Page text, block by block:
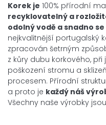
Korek je 100% přírodní
recyklovatelný a
odolný vodě a snadno
nejkvalitnější portugalský
zpracován šetrným
z kůry dubu korkového,
poškození stromu a
procesem. Přírodní
a proto je každý náš
Všechny naše výrobky jsou